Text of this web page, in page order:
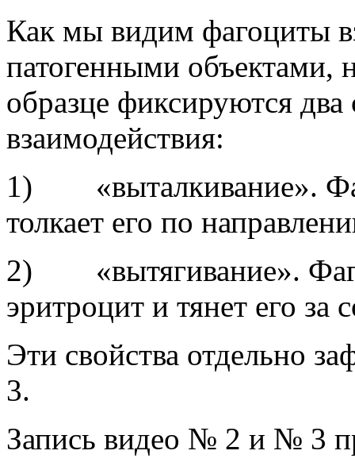
Как мы видим фагоциты
патогенными
образце фиксируются два
взаимодействия:
1) «выталкивание».
толкает его по
2) «вытягивание».
эритроцит и тянет его за
Эти свойства отдельно
3.
Запись видео № 2 и № 3